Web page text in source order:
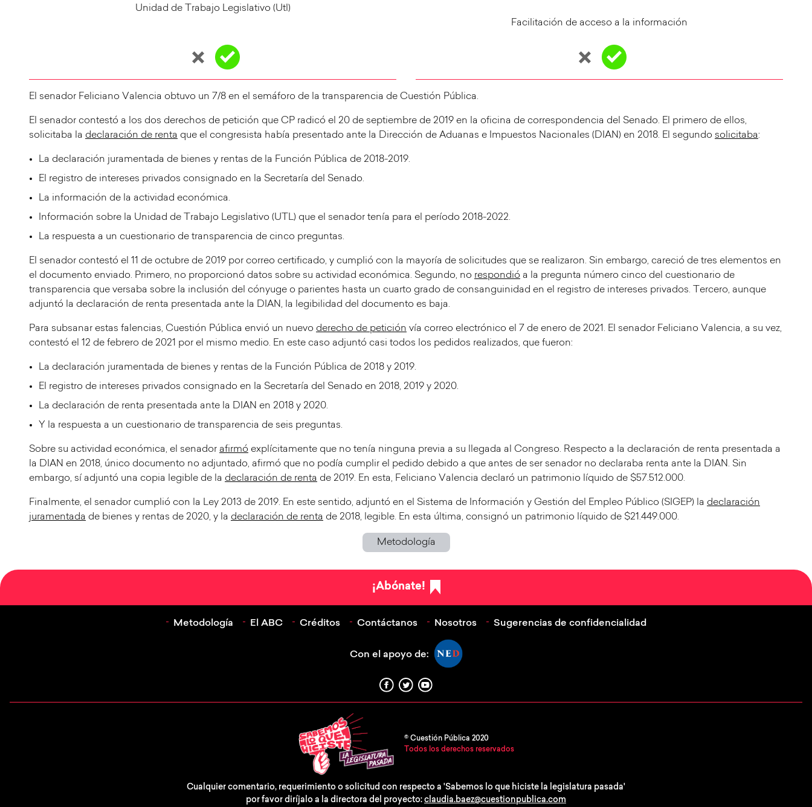
Unidad de Trabajo Legislativo (Utl)
Facilitación de acceso a la información
El senador Feliciano Valencia obtuvo un 7/8 en el semáforo de la transparencia de Cuestión Pública.
El senador contestó a los dos derechos de petición que CP radicó el 20 de septiembre de 2019 en la oficina de correspondencia del Senado. El primero de ellos,
solicitaba la declaración de renta que el congresista había presentado ante la Dirección de Aduanas e Impuestos Nacionales (DIAN) en 2018. El segundo solicitaba:
La declaración juramentada de bienes y rentas de la Función Pública de 2018-2019.
El registro de intereses privados consignado en la Secretaría del Senado.
La información de la actividad económica.
Información sobre la Unidad de Trabajo Legislativo (UTL) que el senador tenía para el período 2018-2022.
La respuesta a un cuestionario de transparencia de cinco preguntas.
El senador contestó el 11 de octubre de 2019 por correo certificado, y cumplió con la mayoría de solicitudes que se realizaron. Sin embargo, careció de tres elementos en
el documento enviado. Primero, no proporcionó datos sobre su actividad económica. Segundo, no respondió a la pregunta número cinco del cuestionario de
transparencia que versaba sobre la inclusión del cónyuge o parientes hasta un cuarto grado de consanguinidad en el registro de intereses privados. Tercero, aunque
adjuntó la declaración de renta presentada ante la DIAN, la legibilidad del documento es baja.
Para subsanar estas falencias, Cuestión Pública envió un nuevo derecho de petición vía correo electrónico el 7 de enero de 2021. El senador Feliciano Valencia, a su vez,
contestó el 12 de febrero de 2021 por el mismo medio. En este caso adjuntó casi todos los pedidos realizados, que fueron:
La declaración juramentada de bienes y rentas de la Función Pública de 2018 y 2019.
El registro de intereses privados consignado en la Secretaría del Senado en 2018, 2019 y 2020.
La declaración de renta presentada ante la DIAN en 2018 y 2020.
Y la respuesta a un cuestionario de transparencia de seis preguntas.
Sobre su actividad económica, el senador afirmó explícitamente que no tenía ninguna previa a su llegada al Congreso. Respecto a la declaración de renta presentada a
la DIAN en 2018, único documento no adjuntado, afirmó que no podía cumplir el pedido debido a que antes de ser senador no declaraba renta ante la DIAN. Sin
embargo, sí adjuntó una copia legible de la declaración de renta de 2019. En esta, Feliciano Valencia declaró un patrimonio líquido de $57.512.000.
Finalmente, el senador cumplió con la Ley 2013 de 2019. En este sentido, adjuntó en el Sistema de Información y Gestión del Empleo Público (SIGEP) la declaración
juramentada de bienes y rentas de 2020, y la declaración de renta de 2018, legible. En esta última, consignó un patrimonio líquido de $21.449.000.
Metodología
¡Abónate!
Metodología El ABC Créditos Contáctanos Nosotros Sugerencias de confidencialidad
Con el apoyo de:
© Cuestión Pública 2020
Todos los derechos reservados
Cualquier comentario, requerimiento o solicitud con respecto a 'Sabemos lo que hiciste la legislatura pasada'
por favor diríjalo a la directora del proyecto:claudia.baez@cuestionpublica.com